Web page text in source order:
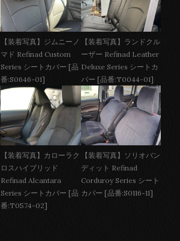
【装着写真】ジムニーノ
マド Refinad Custom
Series シートカバー [品
番:S0646-01]
【装着写真】ランドクル
ーザー Refinad Leather
Deluxe Series シートカ
バー [品番:T0044-01]
【装着写真】カローラク
ロスハイブリッド
Refinad Alcantara
Series シートカバー [品
番:T0574-02]
【装着写真】ソリオバン
ディット Refinad
Corduroy Series シート
カバー [品番:S0116-11]